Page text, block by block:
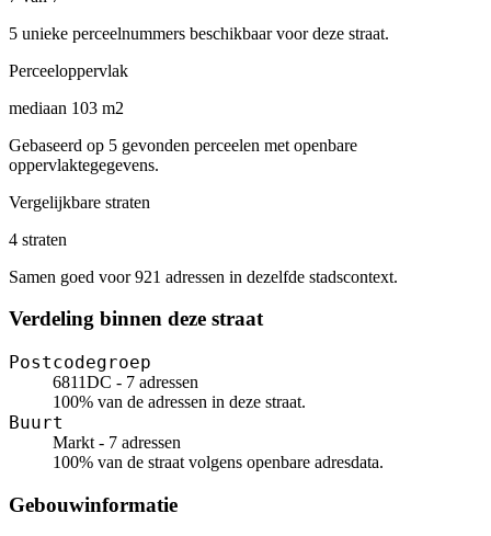
5 unieke perceelnummers beschikbaar voor deze straat.
Perceeloppervlak
mediaan 103 m2
Gebaseerd op 5 gevonden perceelen met openbare
oppervlaktegegevens.
Vergelijkbare straten
4 straten
Samen goed voor 921 adressen in dezelfde stadscontext.
Verdeling binnen deze straat
Postcodegroep
6811DC - 7 adressen
100% van de adressen in deze straat.
Buurt
Markt - 7 adressen
100% van de straat volgens openbare adresdata.
Gebouwinformatie